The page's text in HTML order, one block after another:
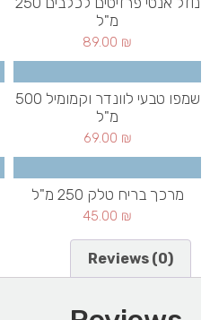
מ"ל
89.00 ₪
שמפו טבעי לוונדר וקמומיל 500
מ"ל
69.00 ₪
מרכך בריח טלק 250 מ"ל
45.00 ₪
Reviews (0)